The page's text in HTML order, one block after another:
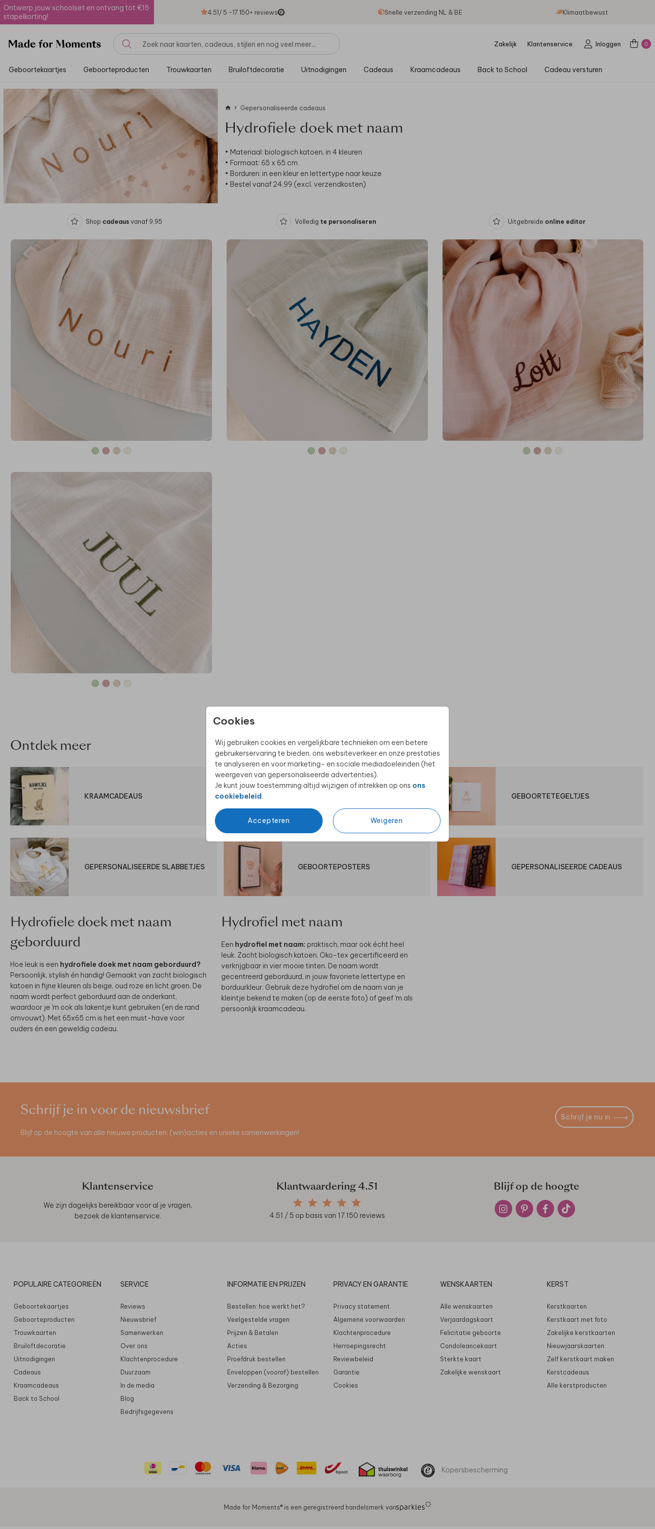
Ontwerp jouw schoolset en ontvang tot €15
stapelkorting!
4.51/ 5 -17.150+ reviews Snelle verzending NL & BE Klimaatbewust
Zakelijk Klantenservice Inloggen 0
Geboortekaartjes Geboorteproducten Trouwkaarten Bruiloftdecoratie Uitnodigingen Cadeaus Kraamcadeaus Back to School Cadeau versturen
Cookies
Wij gebruiken cookies en vergelijkbare technieken om een betere
gebruikerservaring te bieden, ons websiteverkeer en onze prestaties
te analyseren en voor marketing- en sociale mediadoeleinden (het
weergeven van gepersonaliseerde advertenties).
Je kunt jouw toestemming altijd wijzigen of intrekken op ons ons
cookiebeleid.
Accepteren Weigeren
Gepersonaliseerde cadeaus
Hydrofiele doek met naam
• Materiaal: biologisch katoen, in 4 kleuren
• Formaat: 65 x 65 cm
• Borduren: in een kleur en lettertype naar keuze
• Bestel vanaf 24,99 (excl. verzendkosten)
Shop cadeausvanaf 9,95 Volledig te personaliseren Uitgebreide online editor
Ontdek meer
KRAAMCADEAUS GEBOORTETEGELTJES
GEPERSONALISEERDE SLABBETJES GEBOORTEPOSTERS GEPERSONALISEERDE CADEAUS
Hydrofiele doek met naam
geborduurd
Hoe leuk is een hydrofiele doek met naam geborduurd?
Persoonlijk, stylish én handig! Gemaakt van zacht biologisch
katoen in fijne kleuren als beige, oud roze en licht groen. De
naam wordt perfect geborduurd aan de onderkant,
waardoor je 'm ook als lakentje kunt gebruiken (en de rand
omvouwt). Met 65x65 cm is het een must-have voor
ouders én een geweldig cadeau.
Hydrofiel met naam
Een hydrofiel met naam: praktisch, maar ook écht heel
leuk. Zacht biologisch katoen, Öko-tex gecertificeerd en
verkrijgbaar in vier mooie tinten. De naam wordt
gecentreerd geborduurd, in jouw favoriete lettertype en
borduurkleur. Gebruik deze hydrofiel om de naam van je
kleintje bekend te maken (op de eerste foto) of geef 'm als
persoonlijk kraamcadeau.
Schrijf je in voor de nieuwsbrief
Blijf op de hoogte van alle nieuwe producten, (win)acties en unieke samenwerkingen!
Schrijf je nu in
Klantenservice
We zijn dagelijks bereikbaar voor al je vragen,
bezoek de klantenservice.
Klantwaardering4.51
4.51 / 5 op basis van 17.150 reviews
Blijf op de hoogte
POPULAIRE CATEGORIEËN
Geboortekaartjes
Geboorteproducten
Trouwkaarten
Bruiloftdecoratie
Uitnodigingen
Cadeaus
Kraamcadeaus
Back to School
SERVICE
Reviews
Nieuwsbrief
Samenwerken
Over ons
Klachtenprocedure
Duurzaam
In de media
Blog
Bedrijfsgegevens
INFORMATIE EN PRIJZEN
Bestellen: hoe werkt het?
Veelgestelde vragen
Prijzen & Betalen
Acties
Proefdruk bestellen
Enveloppen (vooraf) bestellen
Verzending & Bezorging
PRIVACY EN GARANTIE
Privacy statement
Algemene voorwaarden
Klachtenprocedure
Herroepingsrecht
Reviewbeleid
Garantie
Cookies
WENSKAARTEN
Alle wenskaarten
Verjaardagskaart
Felicitatie geboorte
Condoleancekaart
Sterkte kaart
Zakelijke wenskaart
KERST
Kerstkaarten
Kerstkaart met foto
Zakelijke kerstkaarten
Nieuwjaarskaarten
Zelf kerstkaart maken
Kerstcadeaus
Alle kerstproducten
Kopersbescherming
Made for Moments®️ is een geregistreerd handelsmerk van